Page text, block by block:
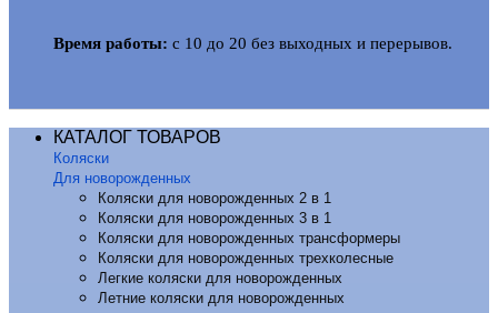
Время работы: с 10 до 20 без выходных и перерывов.
КАТАЛОГ ТОВАРОВ
Коляски
Для новорожденных
Коляски для новорожденных 2 в 1
Коляски для новорожденных 3 в 1
Коляски для новорожденных трансформеры
Коляски для новорожденных трехколесные
Легкие коляски для новорожденных
Летние коляски для новорожденных